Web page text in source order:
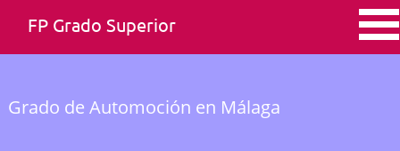
FP Grado Superior
Grado de Automoción en Málaga